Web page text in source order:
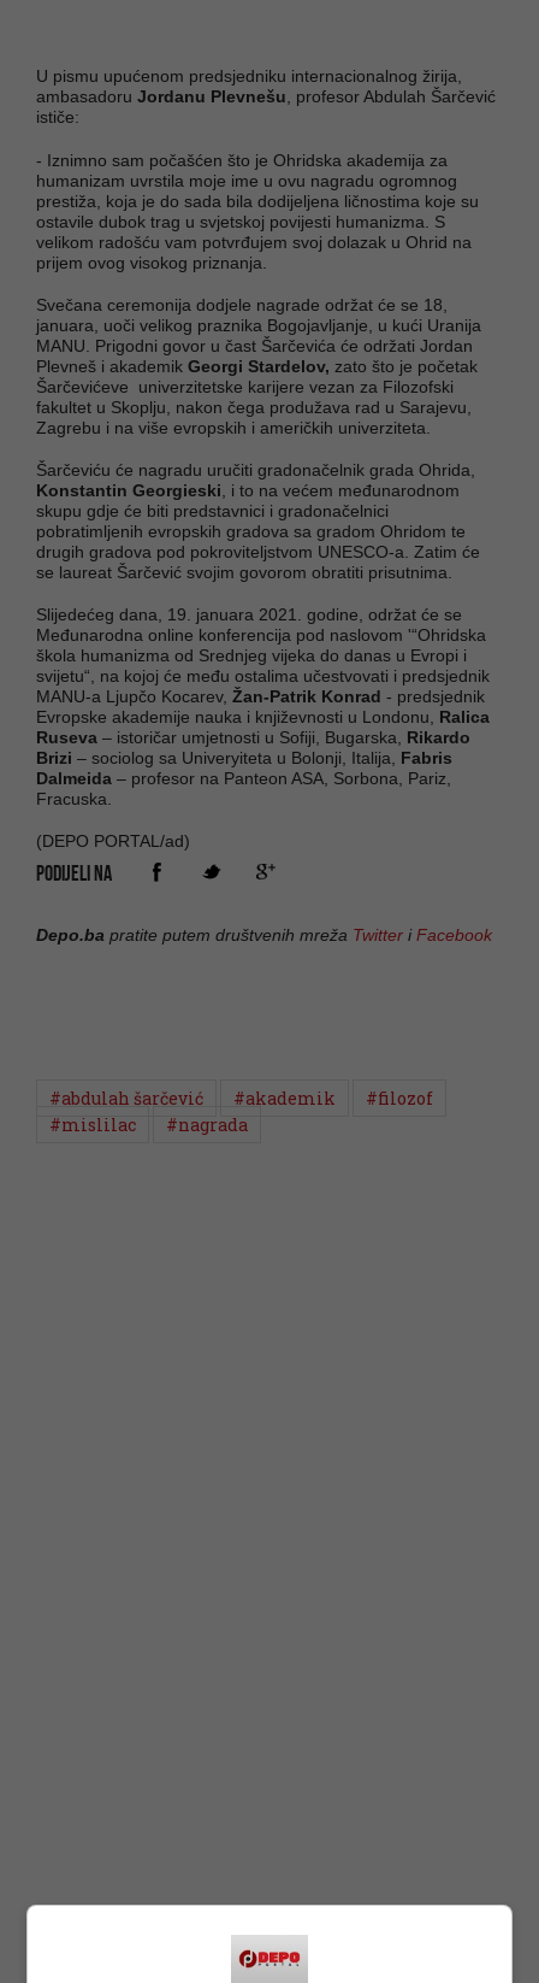
U pismu upućenom predsjedniku internacionalnog žirija,
ambasadoru Jordanu Plevnešu , profesor Abdulah Šarčević
ističe:
- Iznimno sam počašćen što je Ohridska akademija za
humanizam uvrstila moje ime u ovu nagradu ogromnog
prestiža, koja je do sada bila dodijeljena ličnostima koje su
ostavile dubok trag u svjetskoj povijesti humanizma. S
velikom radošću vam potvrđujem svoj dolazak u Ohrid na
prijem ovog visokog priznanja.
Svečana ceremonija dodjele nagrade održat će se 18,
januara, uoči velikog praznika Bogojavljanje, u kući Uranija
MANU. Prigodni govor u čast Šarčevića će održati Jordan
Plevneš i akademik Georgi Stardelov, zato što je početak
Šarčevićeve univerzitetske karijere vezan za Filozofski
fakultet u Skoplju, nakon čega produžava rad u Sarajevu,
Zagrebu i na više evropskih i američkih univerziteta.
Šarčeviću će nagradu uručiti gradonačelnik grada Ohrida,
Konstantin Georgieski , i to na većem međunarodnom
skupu gdje će biti predstavnici i gradonačelnici
pobratimljenih evropskih gradova sa gradom Ohridom te
drugih gradova pod pokroviteljstvom UNESCO-a. Zatim će
se laureat Šarčević svojim govorom obratiti prisutnima.
Slijedećeg dana, 19. januara 2021. godine, održat će se
Međunarodna online konferencija pod naslovom '“Ohridska
škola humanizma od Srednjeg vijeka do danas u Evropi i
svijetu“, na kojoj će među ostalima učestvovati i predsjednik
MANU-a Ljupčo Kocarev, Žan-Patrik Konrad - predsjednik
Evropske akademije nauka i književnosti u Londonu, Ralica
Ruseva – istoričar umjetnosti u Sofiji, Bugarska, Rikardo
Brizi – sociolog sa Univeryiteta u Bolonji, Italija, Fabris
Dalmeida – profesor na Panteon ASA, Sorbona, Pariz,
Fracuska.
(DEPO PORTAL/ad)
PODIJELI NA
Depo.ba pratite putem društvenih mreža Twitter iFacebook
#abdulah šarčević #akademik
#filozof
#mislilac
#nagrada